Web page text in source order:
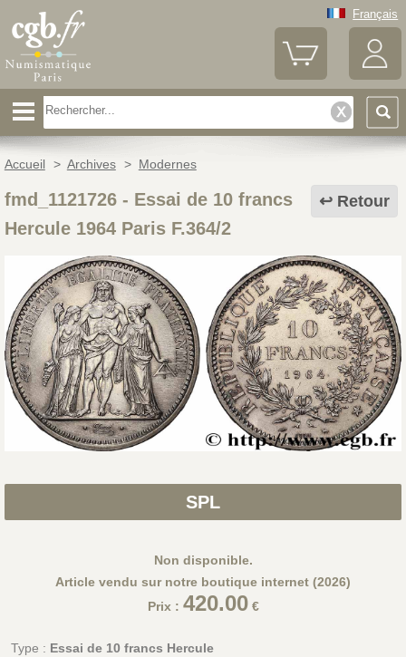
Français
Accueil > Archives > Modernes
Retour
fmd_1121726- Essai de 10 francs
Hercule 1964 Paris F.364/2
SPL
Non disponible.
Article vendu sur notre boutique internet (2026)
Prix : 420.00€
Type : Essai de 10 francs Hercule